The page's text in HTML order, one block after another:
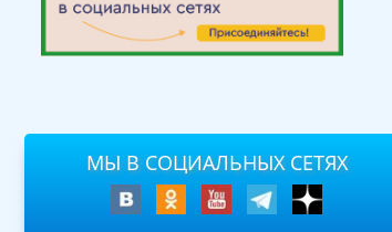
МЫ В СОЦИАЛЬНЫХ СЕТЯХ